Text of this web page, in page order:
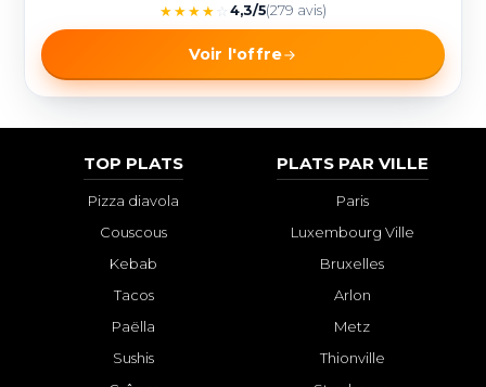
★★★★ 4,3/5(279 avis)
Voir l'offre
TOP PLATS
Pizza diavola
Couscous
Kebab
Tacos
Paëlla
Sushis
PLATS PAR VILLE
Paris
Luxembourg Ville
Bruxelles
Arlon
Metz
Thionville